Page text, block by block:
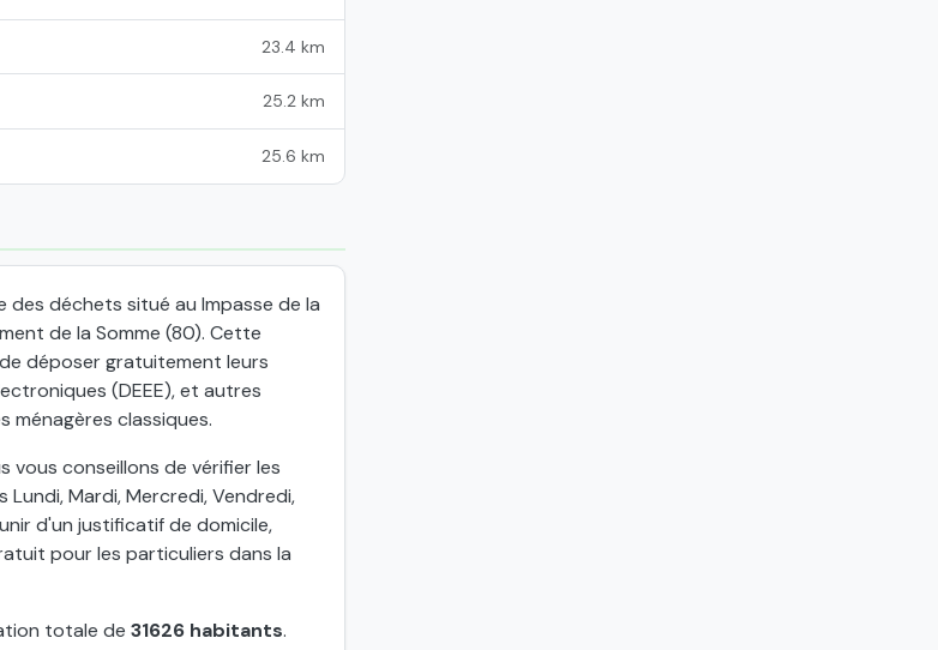
23.4 km
25.2 km
25.6 km
déchets situé au Impasse de la
de la Somme (80). Cette
déposer gratuitement leurs
(DEEE), et autres
classiques.
vous conseillons de vérifier les
Mardi, Mercredi, Vendredi,
d'un justificatif de domicile,
pour les particuliers dans la
totale de 31626 habitants.